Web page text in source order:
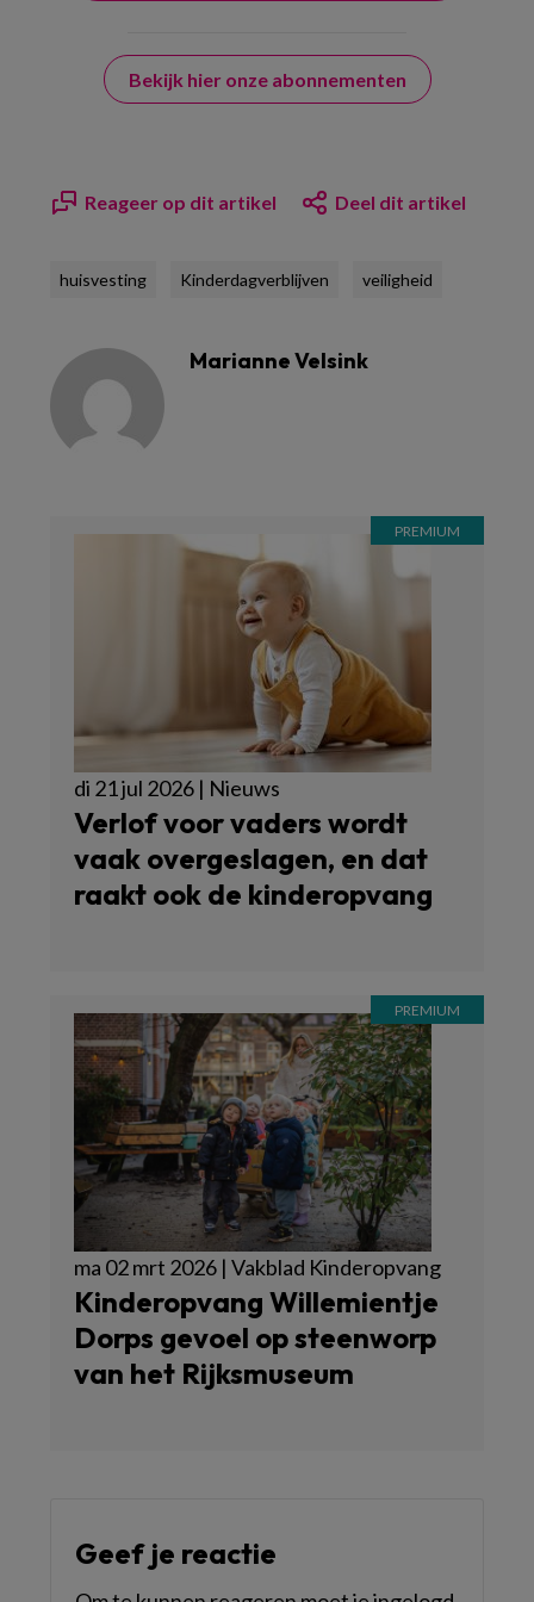
Bekijk hier onze abonnementen
Reageer op dit artikel Deel dit artikel
huisvesting Kinderdagverblijven veiligheid
Marianne Velsink
di 21 jul 2026 | Nieuws
Verlof voor vaders wordt
vaak overgeslagen, en dat
raakt ook de kinderopvang
ma 02 mrt 2026 | Vakblad Kinderopvang
Kinderopvang Willemientje
Dorps gevoel op steenworp
van het Rijksmuseum
Geef je reactie